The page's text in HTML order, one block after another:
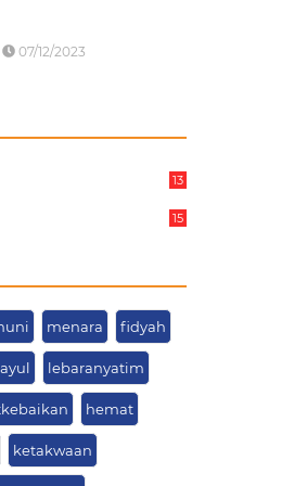
07/12/2023
13
15
menara fidyah
lebaranyatim
hemat
ketakwaan